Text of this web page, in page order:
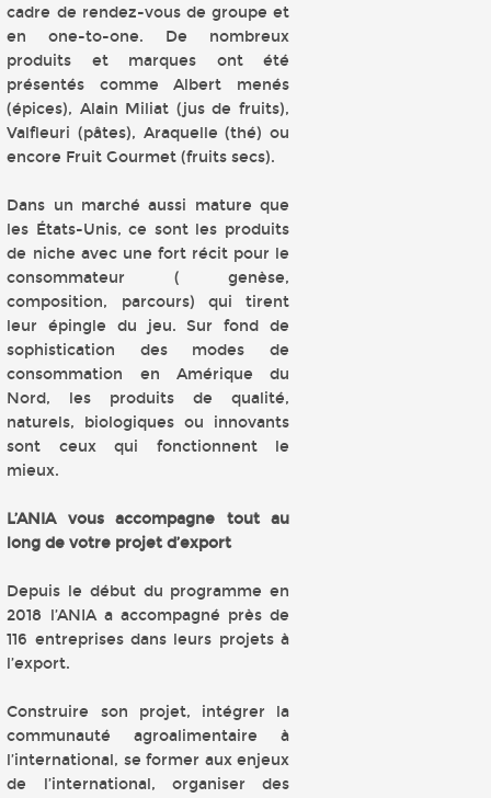
cadre de rendez-vous de groupe et
en one-to-one. De nombreux
produits et marques ont été
présentés comme Albert menés
(épices), Alain Miliat (jus de fruits),
Valfleuri (pâtes), Araquelle (thé) ou
encore Fruit Gourmet (fruits secs).
Dans un marché aussi mature que
les États-Unis, ce sont les produits
de niche avec une fort récit pour le
consommateur ( genèse,
composition, parcours) qui tirent
leur épingle du jeu. Sur fond de
sophistication des modes de
consommation en Amérique du
Nord, les produits de qualité,
naturels, biologiques ou innovants
sont ceux qui fonctionnent le
mieux.
L’ANIA vous accompagne tout au
long de votre projet d’export
Depuis le début du programme en
2018 l’ANIA a accompagné près de
116 entreprises dans leurs projets à
l’export.
Construire son projet, intégrer la
communauté agroalimentaire à
l’international, se former aux enjeux
de l’international, organiser des